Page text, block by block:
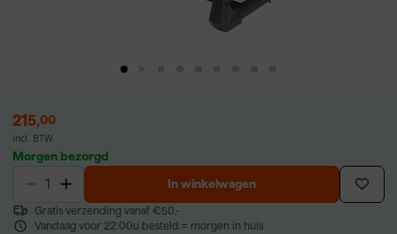
215,00
incl. BTW
Morgen bezorgd
In winkelwagen
Gratis verzending vanaf €50,-
Vandaag voor 22:00u besteld = morgen in huis